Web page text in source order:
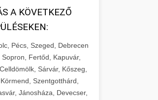
stratégiai tervrajz
bemutatva az utat a
virágzó vállalkozásig
növekedéssel.
történet
150%-
a páciensek
elkötelezettségének
Egy 150%-os
gyakorlati
Ads és
Kezelés +
A KÖVETKEZŐ
Pécs, Szeged, Debrecen
Fertőd, Kapuvár,
Sárvár, Kőszeg,
Szentgotthárd,
Jánosháza, Devecser,